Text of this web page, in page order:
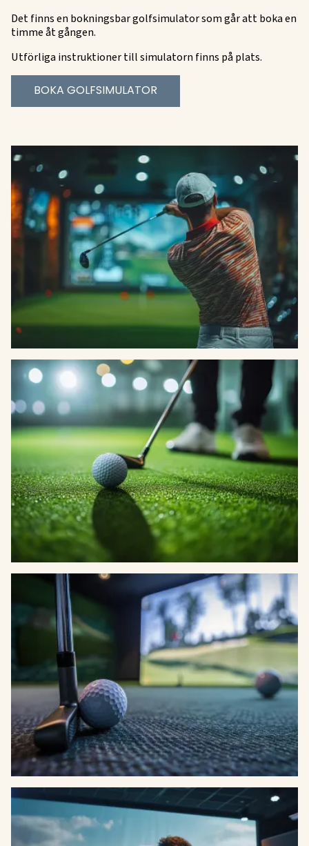
Det finns en bokningsbar golfsimulator som går att boka en
timme åt gången.
Utförliga instruktioner till simulatorn finns på plats.
BOKA GOLFSIMULATOR